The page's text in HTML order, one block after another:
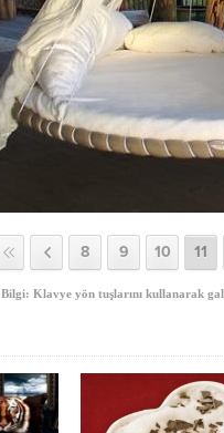
8 9 10 11
Bilgi: Klavye yön tuşlarını kullanarak